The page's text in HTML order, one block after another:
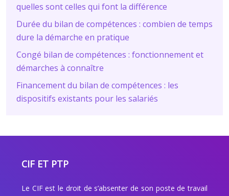
quelles sont celles qui font la différence
Durée du bilan de compétences : combien de temps
dure la démarche en pratique
Congé bilan de compétences : fonctionnement et
démarches à connaître
Financement du bilan de compétences : les
dispositifs existants pour les salariés
CIF ET PTP
Le CIF est le droit de s’absenter de son poste de travail